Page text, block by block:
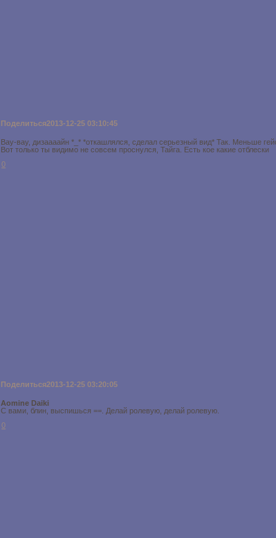
Поделиться2013-12-25 03:10:45
Вау-вау, дизаааайн *_* *откашлялся, сделал серьезный вид* Так. Меньше
Вот только ты видимо не совсем проснулся, Тайга. Есть кое какие отблески
0
Поделиться2013-12-25 03:20:05
Aomine Daiki
С вами, блин, выспишься ==. Делай ролевую, делай ролевую.
0